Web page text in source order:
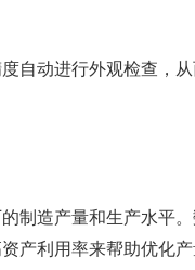
自动进行外观检查，
制造产量和生产水平
产利用率来帮助优化